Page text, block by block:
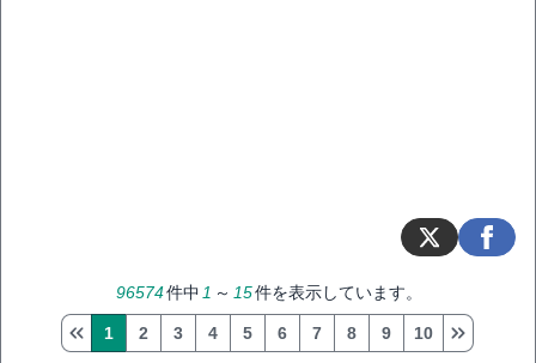
96574件中 1 ～ 15件を表示しています。
1 2 3 4 5 6 7 8 9 10